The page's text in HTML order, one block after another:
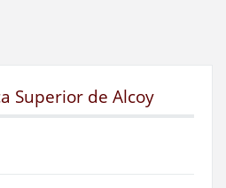
Superior de Alcoy